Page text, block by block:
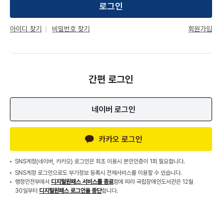
로그인
아이디 찾기 비밀번호 찾기 회원가입
간편 로그인
네이버 로그인
카카오 로그인
SNS계정(네이버, 카카오) 로그인은 최초 이용시 본인인증이 1회 필요합니다.
SNS계정 로그인으로도 부가정보 등록시 전체서비스를 이용할 수 있습니다.
행정안전부에서 디지털원패스 서비스를 종료함에 따라 국립장애인도서관은 12월
30일부터 디지털원패스 로그인을 중단합니다.